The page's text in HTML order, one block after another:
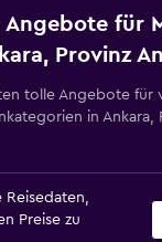
Angebote für
Provinz
tolle Angebote für
in Ankara,
Reisedaten,
Preise zu